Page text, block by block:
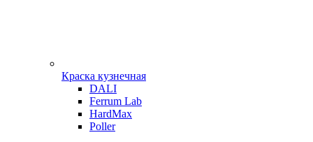
Краска кузнечная
DALI
Ferrum Lab
HardMax
Poller